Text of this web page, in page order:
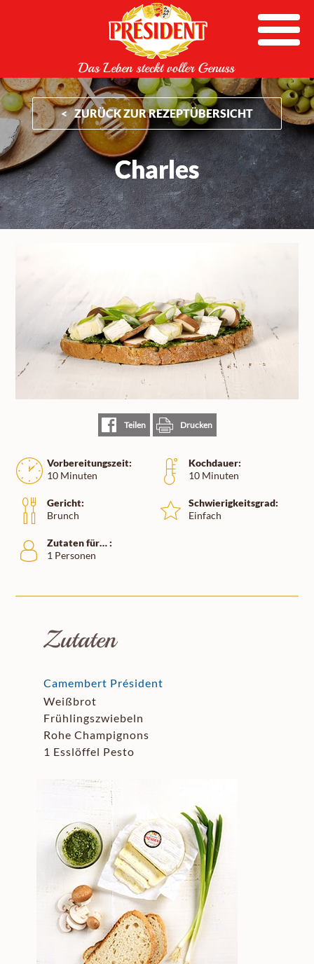
ZURÜCK ZUR REZEPTÜBERSICHT
Charles
Teilen Drucken
Vorbereitungszeit:
10 Minuten
Kochdauer:
10 Minuten
Gericht:
Brunch
Schwierigkeitsgrad:
Einfach
Zutaten für… :
1 Personen
Zutaten
Camembert Président
Weißbrot
Frühlingszwiebeln
Rohe Champignons
1 Esslöffel Pesto